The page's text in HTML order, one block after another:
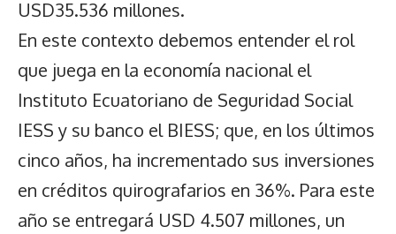
USD35.536 millones.
En este contexto debemos entender el rol
que juega en la economía nacional el
Instituto Ecuatoriano de Seguridad Social
IESS y su banco el BIESS; que, en los últimos
cinco años, ha incrementado sus inversiones
en créditos quirografarios en 36%. Para este
año se entregará USD 4.507 millones, un